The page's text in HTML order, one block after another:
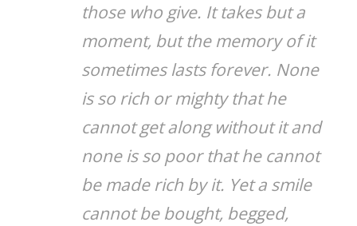
those who give. It takes but a
moment, but the memory of it
sometimes lasts forever. None
is so rich or mighty that he
cannot get along without it and
none is so poor that he cannot
be made rich by it. Yet a smile
cannot be bought, begged,